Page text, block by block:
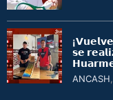
𝘀𝗲
ANCASH